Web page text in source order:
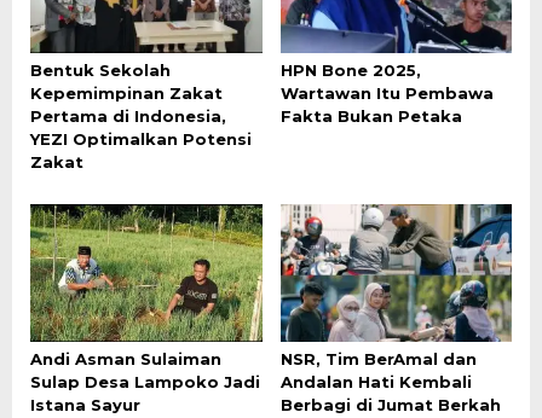
Bentuk Sekolah
Kepemimpinan Zakat
Pertama di Indonesia,
YEZI Optimalkan Potensi
Zakat
HPN Bone 2025,
Wartawan Itu Pembawa
Fakta Bukan Petaka
Andi Asman Sulaiman
Sulap Desa Lampoko Jadi
Istana Sayur
NSR, Tim BerAmal dan
Andalan Hati Kembali
Berbagi di Jumat Berkah